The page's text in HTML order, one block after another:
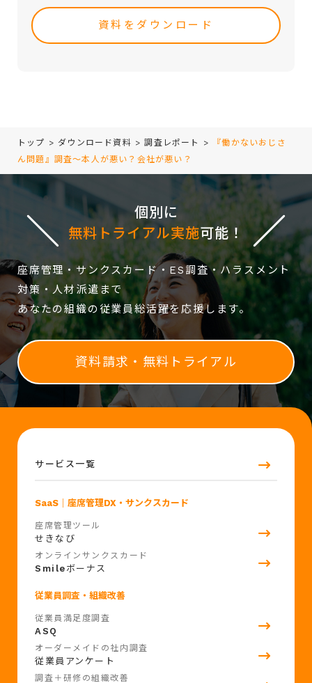
注、決済および対応
・取引（提案）に基づく役務等の授受
・当社サービス等に関する情報の提供、収集および伝達
leave
this
field
トップ > ダウンロード資料 >調査レポート >
『働かないおじさ
ん問題』調査～本人が悪い？会社が悪い？
個別に
無料トライアル実施可能！
座席管理・サンクスカード・ES調査・ハラスメント
対策・人材派遣まで
あなたの組織の従業員総活躍を応援します。
資料請求・無料トライアル
サービス一覧
SaaS ｜座席管理DX・サンクスカード
座席管理ツール
せきなび
オンラインサンクスカード
Smile ボーナス
従業員調査・組織改善
従業員満足度調査
ASQ
オーダーメイドの社内調査
従業員アンケート
調査＋研修の組織改善